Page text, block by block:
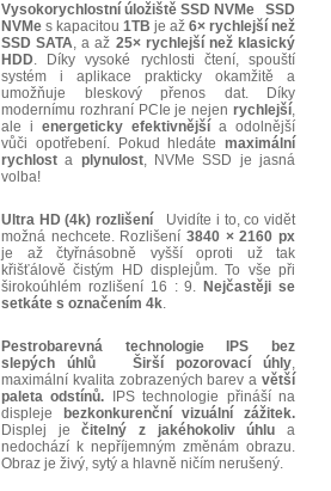
Vysokorychlostní úložiště SSD NVMe
SSD
NVMe s kapacitou 1TB je až 6× rychlejší než
SSD SATA, a až 25× rychlejší než klasický
HDD. Díky vysoké rychlosti čtení, spouští
systém i aplikace prakticky okamžitě a
umožňuje bleskový přenos dat. Díky
modernímu rozhraní PCIe je nejen rychlejší,
ale i energeticky efektivnější a odolnější
vůči opotřebení. Pokud hledáte maximální
rychlost a plynulost, NVMe SSD je jasná
volba!
Ultra HD (4k) rozlišení Uvidíte i to, co vidět
možná nechcete. Rozlišení 3840 × 2160 px
je až čtyřnásobně vyšší oproti už tak
křišťálově čistým HD displejům. To vše při
širokoúhlém rozlišení 16 : 9. Nejčastěji se
setkáte s označením 4k.
Pestrobarevná technologie IPS bez
slepých úhlů
Širší pozorovací úhly,
maximální kvalita zobrazených barev a větší
paleta odstínů. IPS technologie přináší na
displeje
bezkonkurenční vizuální zážitek.
Displej ječitelný z jakéhokoliv úhlu a
nedochází k nepříjemným změnám obrazu.
Obraz je živý, sytý a hlavně ničím nerušený.